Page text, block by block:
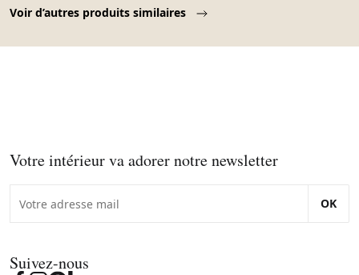
Voir d’autres produits similaires
Votre intérieur va adorer notre newsletter
OK
Suivez-nous